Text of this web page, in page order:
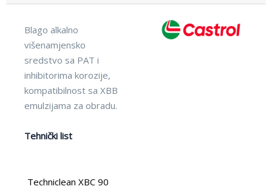
Techniclean XBC 90
Blago alkalno
višenamjensko
sredstvo sa PAT i
inhibitorima korozije,
kompatibilnost sa XBB
emulzijama za obradu.
Tehnički list